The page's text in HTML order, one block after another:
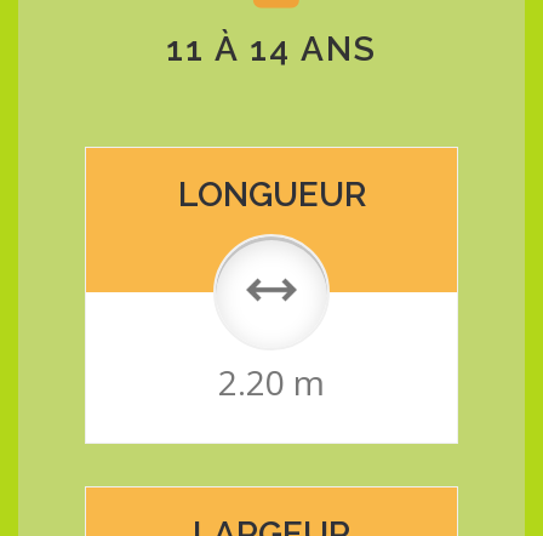
11 À 14 ANS
LONGUEUR
2.20 m